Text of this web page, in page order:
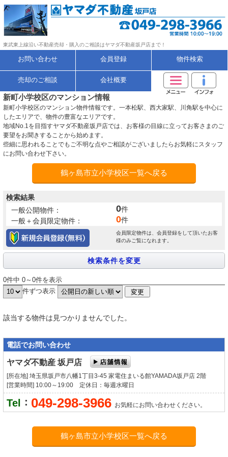
東武東上線沿い不動産売却・購入のご相談はヤマダ不動産坂戸店まで！
お問い合わせ 会員登録 物件検索
売却のご相談 会社概要
新町小学校区のマンション情報
新町小学校区のマンション物件情報です。一本松駅、西大家駅、川角駅を中心に
したエリアで、物件の豊富なエリアです。
地域No.1を目指すヤマダ不動産坂戸店では、お客様の目線に立ってお客さまのご
要望をお聞きすることから始めます。
些細に思われることでもご不明な点やご相談がございましたらお気軽にスタッフ
にお問い合わせ下さい。
鶴ヶ島市立小学校区一覧へ戻る
検索結果
一般公開物件：
0件
一般＋会員限定物件：
0件
会員限定物件は、会員登録をして頂いたお客
様のみご覧になれます。
0件中 0～0件を表示
件ずつ表示
該当する物件は見つかりませんでした。
電話でお問い合わせ
ヤマダ不動産 坂戸店
[所在地] 埼玉県坂戸市八幡1丁目3-45 家電住まいる館YAMADA坂戸店 2階
[営業時間] 10:00～19:00 定休日：毎週水曜日
Tel ： 049-298-3966 お気軽にお問い合わせください。
鶴ヶ島市立小学校区一覧へ戻る